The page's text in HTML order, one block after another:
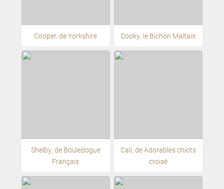
Cooper, de Yorkshire Cooky, le Bichon Maltais
Shelby, de Bouledogue
Français
Cali, de Adorables chiots
croisé